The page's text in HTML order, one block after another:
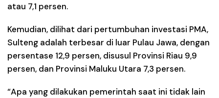
atau 7,1 persen.
Kemudian, dilihat dari pertumbuhan investasi PMA,
Sulteng adalah terbesar di luar Pulau Jawa, dengan
persentase 12,9 persen, disusul Provinsi Riau 9,9
persen, dan Provinsi Maluku Utara 7,3 persen.
“Apa yang dilakukan pemerintah saat ini tidak lain